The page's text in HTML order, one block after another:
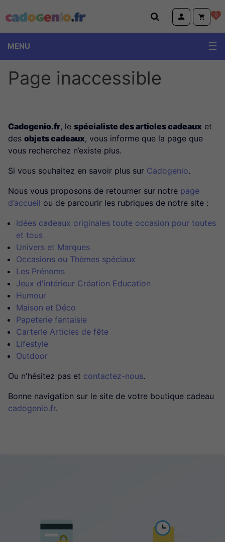
Cadogenio.fr 0
MENU
Page inaccessible
Cadogenio.fr, le spécialiste des articles cadeaux et
des objets cadeaux, vous informe que la page que
vous recherchez n’existe plus.
Si vous souhaitez en savoir plus sur Cadogenio.
Nous vous proposons de retourner sur notre page
d’accueil ou de parcourir les rubriques de notre site :
Idées cadeaux originales toute occasion pour toutes
et tous
Univers et Marques
Occasions ou Thèmes spéciaux
Les Prénoms
Jeux d'intérieur Création Education
Humour
Maison et Déco
Papeterie fantaisie
CarterIe Articles de fête
Lifestyle
Outdoor
Ou n'hésitez pas et contactez-nous.
Bonne navigation sur le site de votre boutique cadeau
cadogenio.fr.